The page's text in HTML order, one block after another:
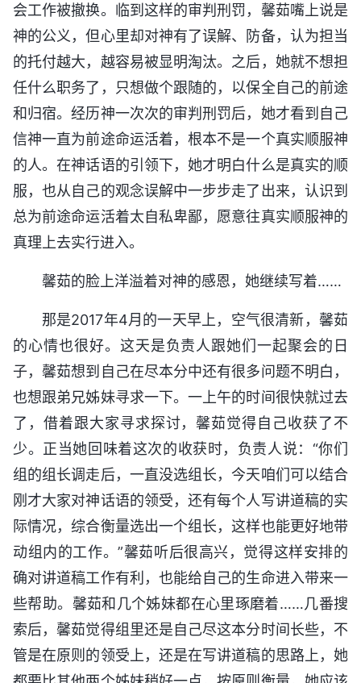
会工作被撤换。临到这样的审判刑罚，馨茹嘴上说是
神的公义，但心里却对神有了误解、防备，认为担当
的托付越大，越容易被显明淘汰。之后，她就不想担
任什么职务了，只想做个跟随的，以保全自己的前途
和归宿。经历神一次次的审判刑罚后，她才看到自己
信神一直为前途命运活着，根本不是一个真实顺服神
的人。在神话语的引领下，她才明白什么是真实的顺
服，也从自己的观念误解中一步步走了出来，认识到
总为前途命运活着太自私卑鄙，愿意往真实顺服神的
真理上去实行进入。
馨茹的脸上洋溢着对神的感恩，她继续写着……
那是2017年4月的一天早上，空气很清新，馨茹
的心情也很好。这天是负责人跟她们一起聚会的日
子，馨茹想到自己在尽本分中还有很多问题不明白，
也想跟弟兄姊妹寻求一下。一上午的时间很快就过去
了，借着跟大家寻求探讨，馨茹觉得自己收获了不
少。正当她回味着这次的收获时，负责人说：“你们
组的组长调走后，一直没选组长，今天咱们可以结合
刚才大家对神话语的领受，还有每个人写讲道稿的实
际情况，综合衡量选出一个组长，这样也能更好地带
动组内的工作。”馨茹听后很高兴，觉得这样安排的
确对讲道稿工作有利，也能给自己的生命进入带来一
些帮助。馨茹和几个姊妹都在心里琢磨着……几番搜
索后，馨茹觉得组里还是自己尽这本分时间长些，不
管是在原则的领受上，还是在写讲道稿的思路上，她